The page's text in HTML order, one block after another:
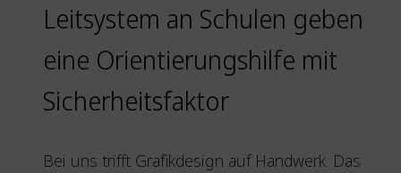
Leitsystem an Schulen geben
eine Orientierungshilfe mit
Sicherheitsfaktor
Bei uns trifft Grafikdesign auf Handwerk. Das